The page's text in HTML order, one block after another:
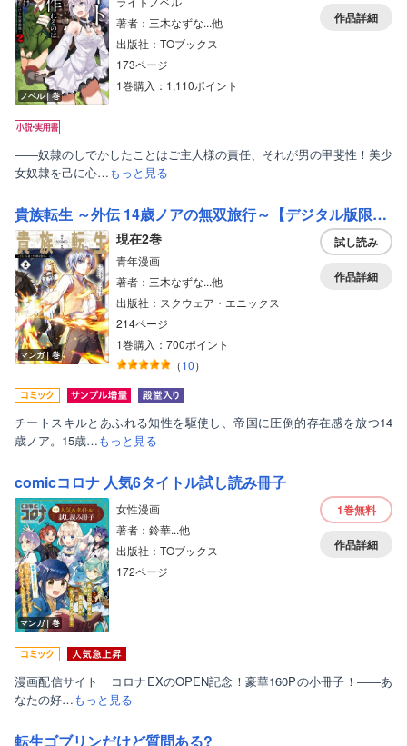
ノベル｜巻
著者：三木なずな...他
出版社：TOブックス
173ページ
1巻購入：1,110ポイント
作品詳細
――奴隷のしでかしたことはご主人様の責任、それが男の甲斐性！美少
女奴隷を己に心…もっと見る
貴族転生 ～外伝 14歳ノアの無双旅行～【デジタル版限定特典付き】
マンガ｜巻
現在2巻
青年漫画
著者：三木なずな...他
出版社：スクウェア・エニックス
214ページ
1巻購入：700ポイント
（10）
試し読み
作品詳細
チートスキルとあふれる知性を駆使し、帝国に圧倒的存在感を放つ14
歳ノア。15歳…もっと見る
comicコロナ 人気6タイトル試し読み冊子
マンガ｜巻
女性漫画
著者：鈴華...他
出版社：TOブックス
172ページ
1巻無料
作品詳細
漫画配信サイト コロナEXのOPEN記念！豪華160Pの小冊子！――あ
なたの好…もっと見る
転生ゴブリンだけど質問ある?